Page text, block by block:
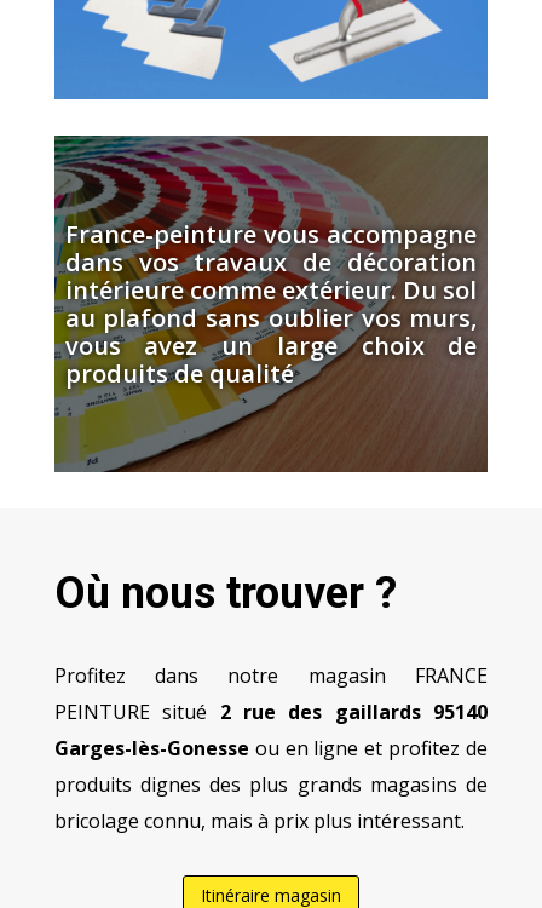
France-peinture vous accompagne
dans vos travaux de décoration
intérieure comme extérieur. Du sol
au plafond sans oublier vos murs,
vous avez un large choix de
produits de qualité
Où nous trouver ?
Profitez dans notre magasin FRANCE
PEINTURE situé 2 rue des gaillards 95140
Garges-lès-Gonesse ou en ligne et profitez de
produits dignes des plus grands magasins de
bricolage connu, mais à prix plus intéressant.
Itinéraire magasin